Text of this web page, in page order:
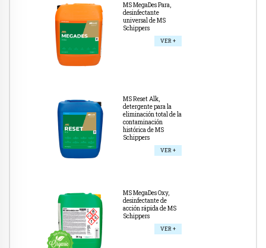
MS MegaDes Para,
desinfectante
universal de MS
Schippers
VER +
MS Reset Alk,
detergente para la
eliminación total de la
contaminación
histórica de MS
Schippers
VER +
MS MegaDes Oxy,
desinfectante de
acción rápida de MS
Schippers
VER +